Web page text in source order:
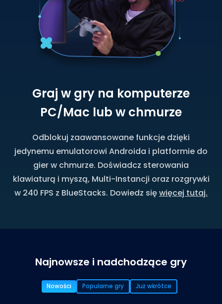
Graj w gry na komputerze
PC/Mac lub w chmurze
Odblokuj zaawansowane funkcje dzięki
jedynemu emulatorowi Androida i platformie do
gier w chmurze. Doświadcz sterowania
klawiaturą i myszą, Multi-Instancji oraz rozgrywki
w 240 FPS z BlueStacks. Dowiedz sięwięcej tutaj.
Najnowsze i nadchodzące gry
Nowości Popularne gry Już wkrótce